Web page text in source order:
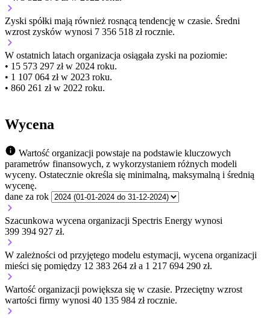
Zyski spółki mają również rosnącą tendencję w czasie. Średni
wzrost zysków wynosi 7 356 518 zł rocznie.
W ostatnich latach organizacja osiągała zyski na poziomie:
• 15 573 297 zł w 2024 roku.
• 1 107 064 zł w 2023 roku.
• 860 261 zł w 2022 roku.
Wycena
Wartość organizacji powstaje na podstawie kluczowych
parametrów finansowych, z wykorzystaniem różnych modeli
wyceny. Ostatecznie określa się minimalną, maksymalną i średnią
wycenę.
dane za rok
Szacunkowa wycena organizacji Spectris Energy wynosi
399 394 927 zł.
W zależności od przyjętego modelu estymacji, wycena organizacji
mieści się pomiędzy 12 383 264 zł a 1 217 694 290 zł.
Wartość organizacji powiększa się w czasie. Przeciętny wzrost
wartości firmy wynosi 40 135 984 zł rocznie.